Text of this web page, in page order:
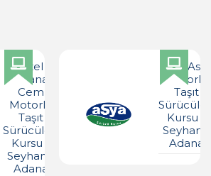
Özel
Adana
Cem
Motorlu
Taşıt
Sürücüleri
Kursu -
Seyhan -
Adana
Özel
Motorlu
Taşıt
Kursu -
Seyhan -
Adana